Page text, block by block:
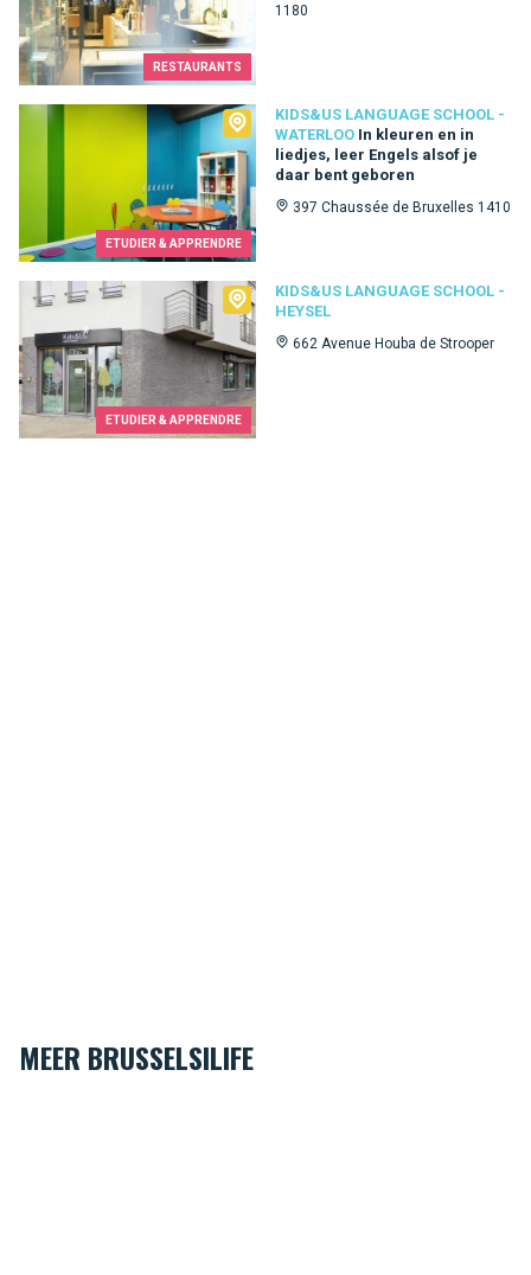
RESTAURANTS
1180
ETUDIER & APPRENDRE
KIDS&US LANGUAGE SCHOOL -
WATERLOO In kleuren en in
liedjes, leer Engels alsof je
daar bent geboren
397 Chaussée de Bruxelles 1410
Kids&Us language school - Waterloo
ETUDIER & APPRENDRE
KIDS&US LANGUAGE SCHOOL -
HEYSEL
662 Avenue Houba de Strooper
Kids&Us language school - Heysel
MEER BRUSSELSILIFE